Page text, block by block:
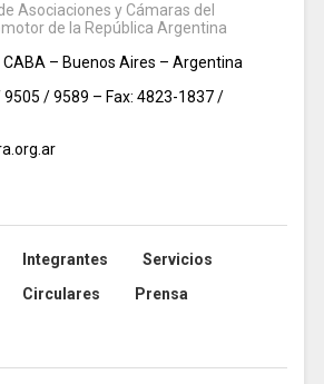
Asociaciones y Cámaras del
de la República Argentina
– Buenos Aires – Argentina
/ 9589 – Fax: 4823-1837 /
Integrantes
Servicios
Circulares Prensa